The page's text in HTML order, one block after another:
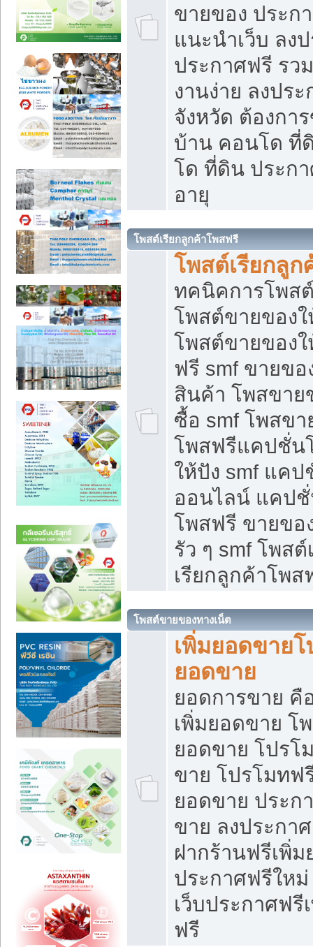
ขายของ ประก
แนะนำเว็บ ลง
ประกาศฟรี รว
งานง่าย ลงปร
จังหวัด ต้องกา
บ้าน คอนโด ที่
โด ที่ดิน ประก
อายุ
โพสต์เรียกลูกค้าโพสฟรี
โพสต์เรียกลูก
ทคนิคการโพส
โพสต์ขายของ
โพสต์ขายของ
ฟรี smf ขายข
สินค้า โพสขาย
ซื้อ smf โพสข
โพสฟรีแคปชั่น
ให้ปัง smf แค
ออนไลน์ แคป
โพสฟรี ขายขอ
รัว ๆ smf โพส
เรียกลูกค้าโพส
โพสต์ขายของทางเน็ต
เพิ่มยอดขาย
ยอดขาย
ยอดการขาย คื
เพิ่มยอดขาย โ
ยอดขาย โปรโ
ขาย โปรโมทฟ
ยอดขาย ประก
ขาย ลงประกา
ฝากร้านฟรีเพิ่ม
ประกาศฟรีให
เว็บประกาศฟรี
ฟรี